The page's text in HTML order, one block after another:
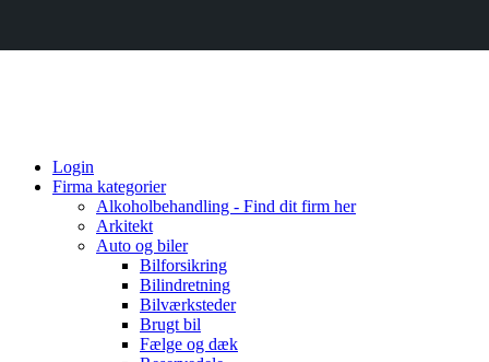
Login
Firma kategorier
Alkoholbehandling - Find dit firm her
Arkitekt
Auto og biler
Bilforsikring
Bilindretning
Bilværksteder
Brugt bil
Fælge og dæk